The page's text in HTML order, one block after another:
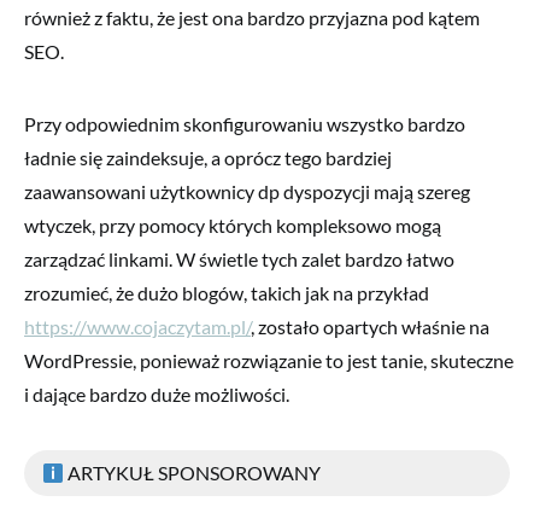
również z faktu, że jest ona bardzo przyjazna pod kątem
SEO.
Przy odpowiednim skonfigurowaniu wszystko bardzo
ładnie się zaindeksuje, a oprócz tego bardziej
zaawansowani użytkownicy dp dyspozycji mają szereg
wtyczek, przy pomocy których kompleksowo mogą
zarządzać linkami. W świetle tych zalet bardzo łatwo
zrozumieć, że dużo blogów, takich jak na przykład
https://www.cojaczytam.pl/, zostało opartych właśnie na
WordPressie, ponieważ rozwiązanie to jest tanie, skuteczne
i dające bardzo duże możliwości.
ARTYKUŁ SPONSOROWANY